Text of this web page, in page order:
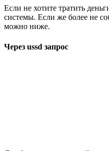
Если не хотите тратить
системы. Если же более не
можно ниже.
Через ussd запрос